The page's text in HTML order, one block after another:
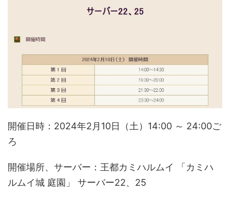
開催日時：2024年2月10日（土）14:00 ～ 24:00ご
ろ
開催場所、サーバー：王都カミハルムイ 「カミハ
ルムイ城 庭園」 サーバー22、25